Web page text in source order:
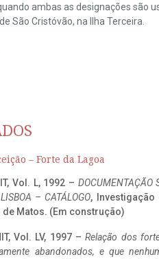
ambas as designações são
São Cristóvão, na Ilha Terceira.
– Forte da Lagoa
Vol. L, 1992 – DOCUMENTAÇÃO
– CATÁLOGO,
Matos. (Em construção)
Vol. LV, 1997 –Relação dos
abandonados, e que